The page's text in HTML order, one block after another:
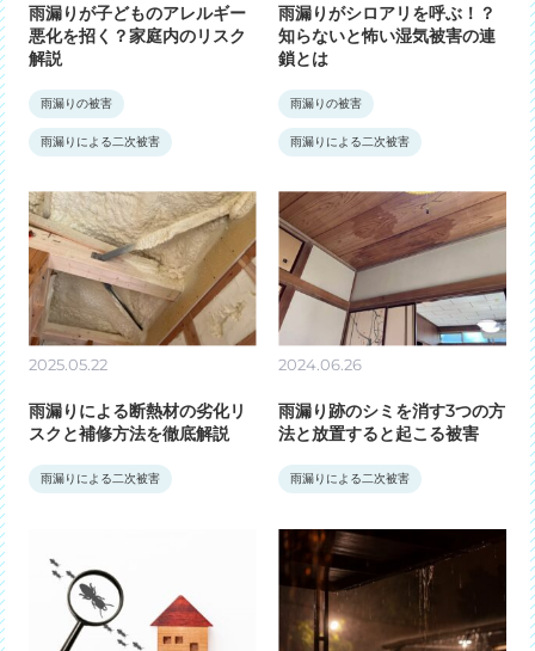
雨漏りが子どものアレルギー
悪化を招く？家庭内のリスク
解説
雨漏りの被害
雨漏りによる二次被害
雨漏りがシロアリを呼ぶ！？
知らないと怖い湿気被害の連
鎖とは
雨漏りの被害
雨漏りによる二次被害
2025.05.22
雨漏りによる断熱材の劣化リ
スクと補修方法を徹底解説
雨漏りによる二次被害
2024.06.26
雨漏り跡のシミを消す3つの方
法と放置すると起こる被害
雨漏りによる二次被害